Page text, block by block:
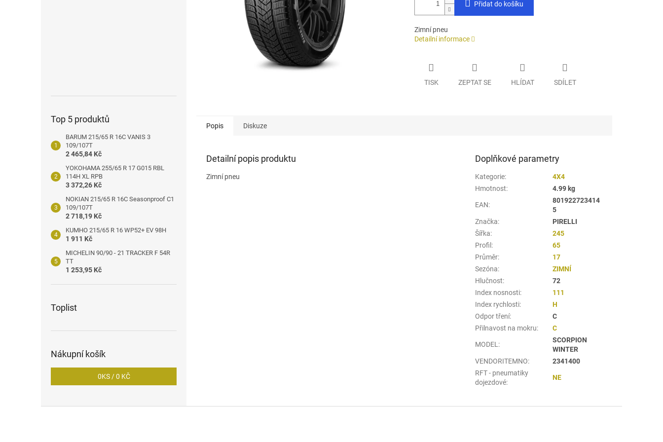
Top 5 produktů
BARUM 215/65 R 16C VANIS 3
109/107T
2 465,84 Kč
YOKOHAMA 255/65 R 17 G015 RBL
114H XL RPB
3 372,26 Kč
NOKIAN 215/65 R 16C Seasonproof C1
109/107T
2 718,19 Kč
KUMHO 215/65 R 16 WP52+ EV 98H
1 911 Kč
MICHELIN 90/90 - 21 TRACKER F 54R
TT
1 253,95 Kč
Toplist
Nákupní košík
0KS /0 KČ
Přidat do košíku
Zimní pneu
Detailní informace
TISK ZEPTAT SE HLÍDAT SDÍLET
Popis Diskuze
Detailní popis produktu
Zimní pneu
Doplňkové parametry
Kategorie:
4X4
Hmotnost: 4.99 kg
EAN:
801922723414
5
Značka:
PIRELLI
Šířka:
245
Profil :
65
Průměr:
17
Sezóna:
ZIMNÍ
Hlučnost:
72
Index nosnosti:
111
Index rychlosti:
H
Odpor tření:
C
Přilnavost na mokru: C
MODEL :
SCORPION
WINTER
VENDORITEMNO:
2341400
RFT - pneumatiky
dojezdové:
NE